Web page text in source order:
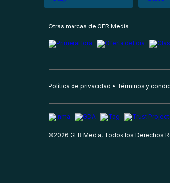
Otras marcas de GFR Media
Política de privacidad Términos y
©2026 GFR Media, Todos los Derechos